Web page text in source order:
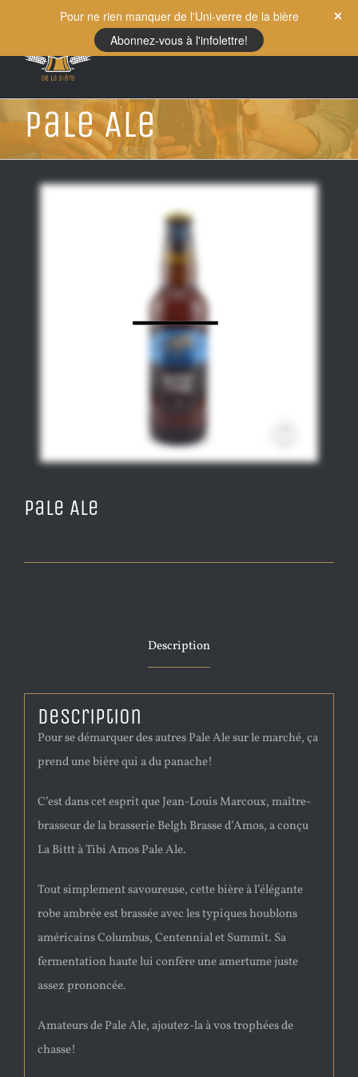
content
Pale Ale
Pale Ale
Description
Description
Pour se démarquer des autres Pale Ale sur le marché, ça
prend une bière qui a du panache!
C’est dans cet esprit que Jean-Louis Marcoux, maître-
brasseur de la brasserie Belgh Brasse d’Amos, a conçu
La Bittt à Tibi Amos Pale Ale.
Tout simplement savoureuse, cette bière à l’élégante
robe ambrée est brassée avec les typiques houblons
américains Columbus, Centennial et Summit. Sa
fermentation haute lui confère une amertume juste
assez prononcée.
Amateurs de Pale Ale, ajoutez-la à vos trophées de
chasse!
Pour ne rien manquer de l'Uni-verre de la bière
Abonnez-vous à l'infolettre!